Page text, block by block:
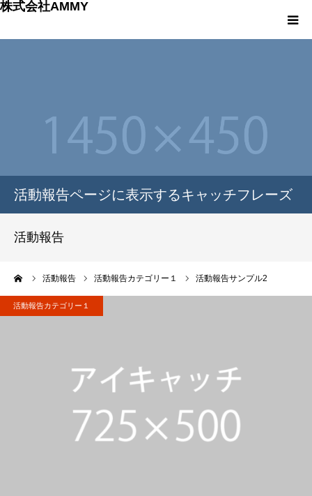
株式会社AMMY
活動報告ページに表示するキャッチフレーズ
活動報告
活動報告 活動報告カテゴリー１ 活動報告サンプル2
活動報告カテゴリー１
Menu2
Menu3